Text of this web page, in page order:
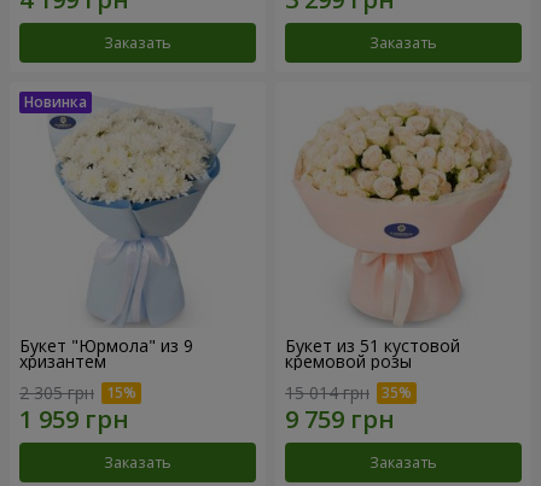
Заказать Заказать
Букет "Юрмола" из 9
хризантем
2 305 грн
Заказать
Букет из 51 кустовой
кремовой розы
15 014 грн
Заказать